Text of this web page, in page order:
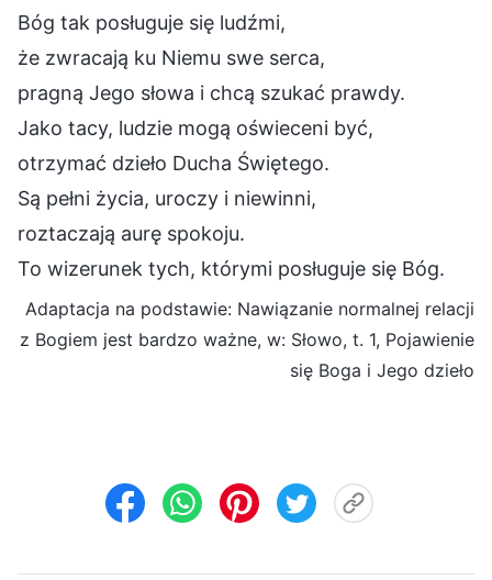
Bóg tak posługuje się ludźmi,
że zwracają ku Niemu swe serca,
pragną Jego słowa i chcą szukać prawdy.
Jako tacy, ludzie mogą oświeceni być,
otrzymać dzieło Ducha Świętego.
Są pełni życia, uroczy i niewinni,
roztaczają aurę spokoju.
To wizerunek tych, którymi posługuje się Bóg.
Adaptacja na podstawie: Nawiązanie normalnej relacji
z Bogiem jest bardzo ważne, w: Słowo, t. 1, Pojawienie
się Boga i Jego dzieło